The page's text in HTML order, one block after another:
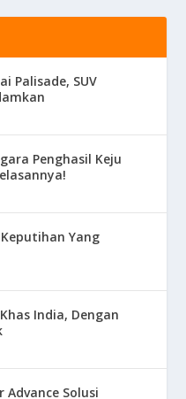
Palisade, SUV
Penghasil Keju
Yang
India, Dengan
Advance Solusi